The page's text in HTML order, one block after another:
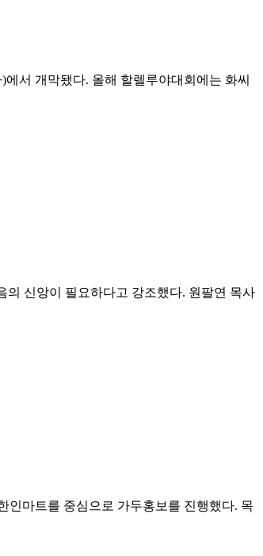
서 개막됐다. 올해 할렐루야대회에는 화씨
의 신앙이 필요하다고 강조했다. 원팔연 목사
인마트를 중심으로 가두홍보를 진행했다. 목